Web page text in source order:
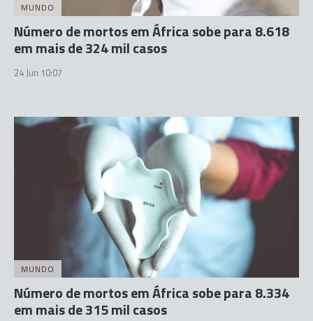
MUNDO
Número de mortos em África sobe para 8.618
em mais de 324 mil casos
24 Jun 10:07
MUNDO
Número de mortos em África sobe para 8.334
em mais de 315 mil casos